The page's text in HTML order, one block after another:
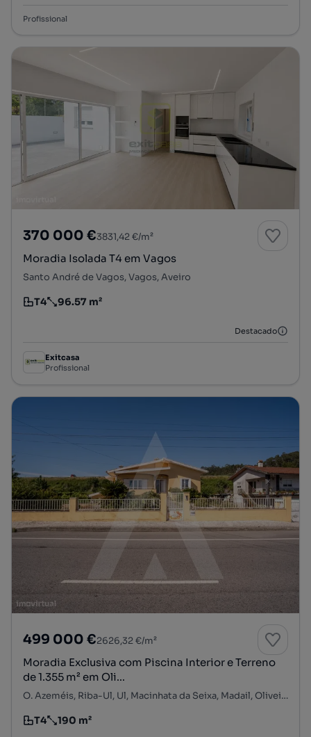
Profissional
370 000 €3831,42 €/m²
Moradia Isolada T4 em Vagos
Santo André de Vagos, Vagos, Aveiro
Tipologia
T4
Preço por metro quadrado
96.57 m²
Destacado
Exitcasa
Profissional
499 000 €2626,32 €/m²
Moradia Exclusiva com Piscina Interior e Terreno
de 1.355 m² em Oli...
O. Azeméis, Riba-Ul, Ul, Macinhata da Seixa, Madail, Oliveira de Azeméis, Aveiro
Tipologia
T4
Preço por metro quadrado
190 m²